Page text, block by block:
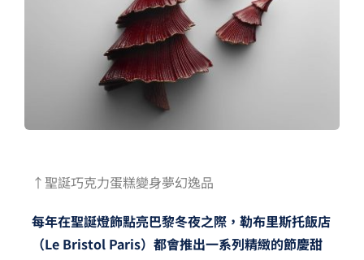
↑聖誕巧克力蛋糕變身夢幻逸品
每年在聖誕燈飾點亮巴黎冬夜之際，勒布里斯托飯店
（Le Bristol Paris）都會推出一系列精緻的節慶甜